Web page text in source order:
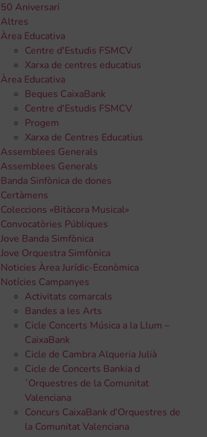
50 Aniversari
Altres
Àrea Educativa
Centre d'Estudis FSMCV
Xarxa de centres educatius
Àrea Educativa
Beques CaixaBank
Centre d'Estudis FSMCV
Progem
Xarxa de Centres Educatius
Assemblees Generals
Assemblees Generals
Banda Sinfònica de dones
Certàmens
Coleccions «Bitàcora Musical»
Convocatòries Públiques
Jove Banda Simfònica
Jove Orquestra Simfònica
Noticies Àrea Jurídic-Econòmica
Notícies Campanyes
Activitats comarcals
Bandes a les Arts
Cicle Concerts Música a la Llum –
CaixaBank
Cicle de Cambra Alqueria Julià
Cicle de Concerts Bankia d
´Orquestres de la Comunitat
Valenciana
Concurs CaixaBank d'Orquestres de
la Comunitat Valenciana